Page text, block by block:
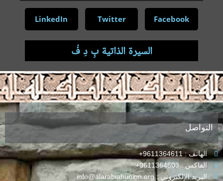
Facebook
Twitter
LinkedIn
السيرة الذاتية بِ دِ فْ
.
التواصل
الهاتف : 9611364611+
الفاكس : 9611364603+
البريد الإلكتروني : info@alarabiahunion.org